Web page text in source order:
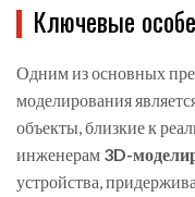
Ключевые
Одним из основных
моделирования
объекты, близкие к
инженерам 3D-
устройства,